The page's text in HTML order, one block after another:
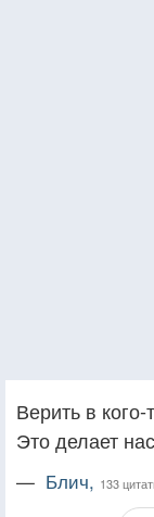
Верить в
Это делает
— Блич, 133